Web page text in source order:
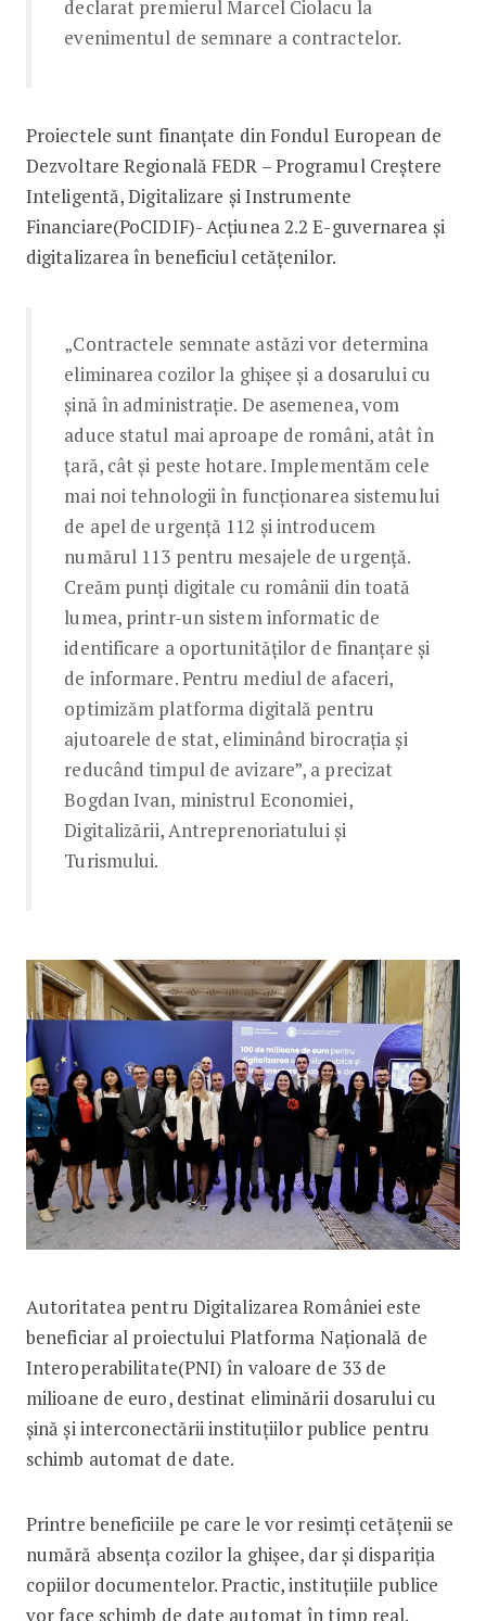
declarat premierul Marcel Ciolacu la
evenimentul de semnare a contractelor.
Proiectele sunt finanțate din Fondul European de
Dezvoltare Regională FEDR – Programul Creștere
Inteligentă, Digitalizare și Instrumente
Financiare(PoCIDIF)- Acțiunea 2.2 E-guvernarea și
digitalizarea în beneficiul cetățenilor.
„Contractele semnate astăzi vor determina
eliminarea cozilor la ghișee și a dosarului cu
șină în administrație. De asemenea, vom
aduce statul mai aproape de români, atât în
țară, cât și peste hotare. Implementăm cele
mai noi tehnologii în funcționarea sistemului
de apel de urgență 112 și introducem
numărul 113 pentru mesajele de urgență.
Creăm punți digitale cu românii din toată
lumea, printr-un sistem informatic de
identificare a oportunităților de finanțare și
de informare. Pentru mediul de afaceri,
optimizăm platforma digitală pentru
ajutoarele de stat, eliminând birocrația și
reducând timpul de avizare”, a precizat
Bogdan Ivan, ministrul Economiei,
Digitalizării, Antreprenoriatului și
Turismului.
Autoritatea pentru Digitalizarea României este
beneficiar al proiectului Platforma Națională de
Interoperabilitate(PNI) în valoare de 33 de
milioane de euro, destinat eliminării dosarului cu
șină și interconectării instituțiilor publice pentru
schimb automat de date.
Printre beneficiile pe care le vor resimți cetățenii se
numără absența cozilor la ghișee, dar și dispariția
copiilor documentelor. Practic, instituțiile publice
vor face schimb de date automat în timp real.